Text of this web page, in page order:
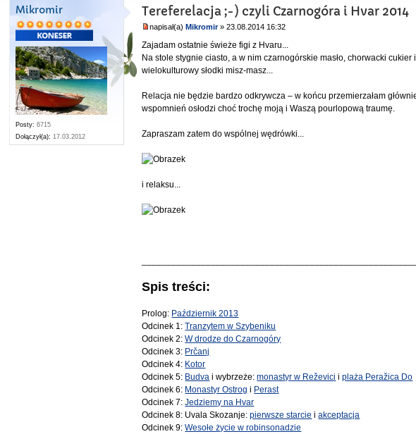
Mikromir
Posty: 6715
Dołączył(a): 17.03.2012
Tereferelacja ;-) czyli Czarnogóra i Hvar 2014
napisał(a)Mikromir» 23.08.2014 16:32
Zajadam ostatnie świeże figi z Hvaru...
Na stole stygnie ciasto, a w nim czarnogórskie masło, chorwacki
wielokulturowy słodki misz-masz...
Relacja nie będzie bardzo odkrywcza – w końcu przemierzałam
wspomnień osłodzi choć trochę moją i Waszą pourlopową traumę.
Zapraszam zatem do wspólnej wędrówki...
i relaksu...
Spis treści:
Prolog: Październik 2013
Odcinek 1:Tranzytem w Szybeniku
Odcinek 2:W drodze do Czarnogóry
Odcinek 3: Prčanj
Odcinek 4: Kotor
Odcinek 5: Budva i wybrzeże:monastyr w Reževici iplaża Peražica Do
Odcinek 6: Monastyr Ostrog i Perast
Odcinek 7:Jedziemy na Hvar
Odcinek 8: Uvala Skozanje:pierwsze starcie iakceptacja
Odcinek 9:Wesołe życie w robinsonadzie